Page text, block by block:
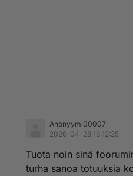
Anonyymi00007
2026-04-28 18:12:25
Tuota noin sinä
turha sanoa totuuksia